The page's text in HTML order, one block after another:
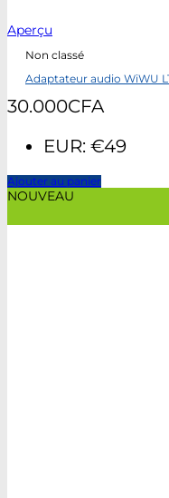
Aperçu
Non classé
Adaptateur audio WiWU
30.000CFA
EUR: €49
Ajouter au panier
NOUVEAU